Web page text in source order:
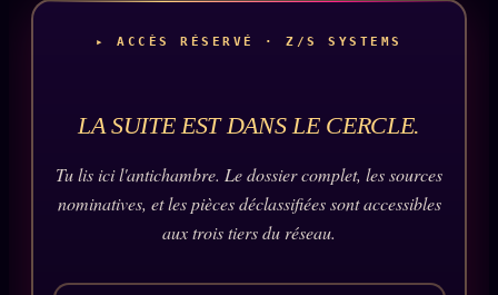
Oracle Famille
Oracle Parfum
Oracle Carte du Jour
Oracle Algorithme
Audit Social
▸ ACCÈS RÉSERVÉ · Z/S SYSTEMS
LA SUITE EST DANS LE CERCLE.
Tu lis ici l'antichambre. Le dossier complet, les sources
nominatives, et les pièces déclassifiées sont accessibles
aux trois tiers du réseau.